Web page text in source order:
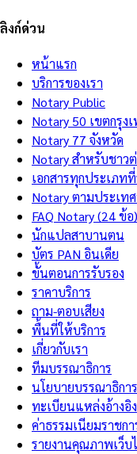
ลิงก์ด่วน
หน้าแรก
บริการของเรา
Notary Public
Notary 50 เขตกรุง
Notary 77 จังหวัด
Notary สำหรับชาว
เอกสารทุกประเภท
Notary ตามประเท
FAQ Notary (24 ข้อ)
นักแปลสาบานตน
บัตร PAN อินเดีย
ขั้นตอนการรับรอง
ราคาบริการ
ถาม-ตอบเสียง
พื้นที่ให้บริการ
เกี่ยวกับเรา
ทีมบรรณาธิการ
นโยบายบรรณาธิการ
ทะเบียนแหล่งอ้างอิง
ค่าธรรมเนียมราชกา
รายงานคุณภาพเว็บ